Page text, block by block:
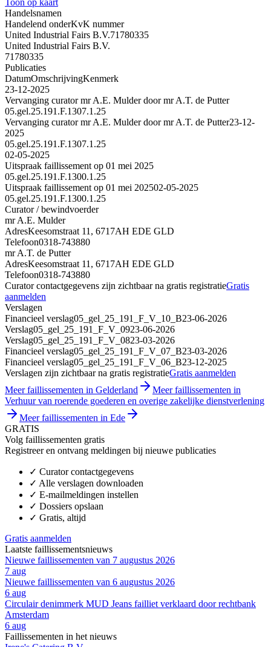
Handelsnamen
Handelend onderKvK nummer
United Industrial Fairs B.V.71780335
United Industrial Fairs B.V.
71780335
Publicaties
DatumOmschrijvingKenmerk
23-12-2025
Vervanging curator mr A.E. Mulder door mr A.T. de Putter
05.gel.25.191.F.1307.1.25
Vervanging curator mr A.E. Mulder door mr A.T. de Putter23-12-
2025
05.gel.25.191.F.1307.1.25
02-05-2025
Uitspraak faillissement op 01 mei 2025
05.gel.25.191.F.1300.1.25
Uitspraak faillissement op 01 mei 202502-05-2025
05.gel.25.191.F.1300.1.25
Curator / bewindvoerder
mr A.E. Mulder
AdresKeesomstraat 11, 6717AH EDE GLD
Telefoon0318-743880
mr A.T. de Putter
AdresKeesomstraat 11, 6717AH EDE GLD
Telefoon0318-743880
Curator contactgegevens zijn zichtbaar na gratis registratieGratis
aanmelden
Verslagen
Financieel verslag05_gel_25_191_F_V_10_B23-06-2026
Verslag05_gel_25_191_F_V_0923-06-2026
Verslag05_gel_25_191_F_V_0823-03-2026
Financieel verslag05_gel_25_191_F_V_07_B23-03-2026
Financieel verslag05_gel_25_191_F_V_06_B23-12-2025
Verslagen zijn zichtbaar na gratis registratieGratis aanmelden
Meer faillissementen in Gelderland
Meer faillissementen in
Verhuur van roerende goederen en overige zakelijke dienstverlening
Meer faillissementen in Ede
GRATIS
Volg faillissementen gratis
Registreer en ontvang meldingen bij nieuwe publicaties
✓ Curator contactgegevens
✓ Alle verslagen downloaden
✓ E-mailmeldingen instellen
✓ Dossiers opslaan
✓ Gratis, altijd
Gratis aanmelden
Laatste faillissementsnieuws
Nieuwe faillissementen van 7 augustus 2026
7 aug
Nieuwe faillissementen van 6 augustus 2026
6 aug
Circulair denimmerk MUD Jeans failliet verklaard door rechtbank
Amsterdam
6 aug
Faillissementen in het nieuws